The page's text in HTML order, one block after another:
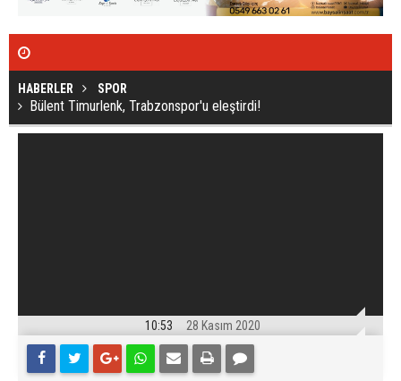
HABERLER SPOR
Bülent Timurlenk, Trabzonspor'u eleştirdi!
10:53 28 Kasım 2020